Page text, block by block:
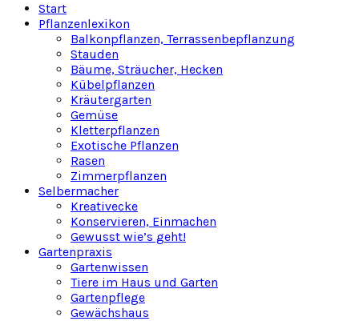
Start
Pflanzenlexikon
Balkonpflanzen, Terrassenbepflanzung
Stauden
Bäume, Sträucher, Hecken
Kübelpflanzen
Kräutergarten
Gemüse
Kletterpflanzen
Exotische Pflanzen
Rasen
Zimmerpflanzen
Selbermacher
Kreativecke
Konservieren, Einmachen
Gewusst wie’s geht!
Gartenpraxis
Gartenwissen
Tiere im Haus und Garten
Gartenpflege
Gewächshaus